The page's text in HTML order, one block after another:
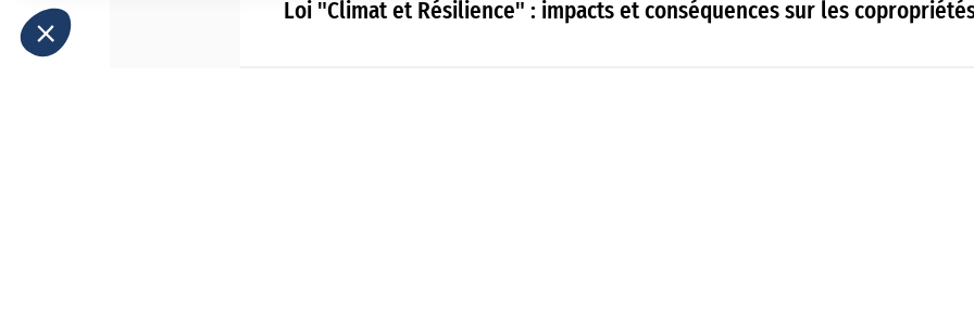
Loi "Climat et Résilience" : impacts et conséquences sur les